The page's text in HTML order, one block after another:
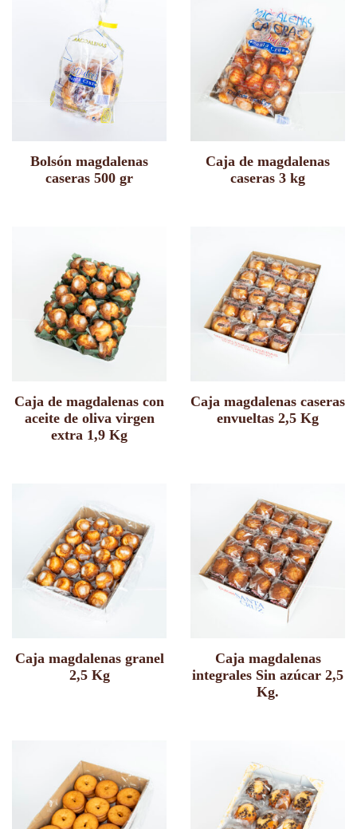
Bolsón magdalenas
caseras 500 gr
Caja de magdalenas
caseras 3 kg
Caja de magdalenas con
aceite de oliva virgen
extra 1,9 Kg
Caja magdalenas caseras
envueltas 2,5 Kg
Caja magdalenas granel
2,5 Kg
Caja magdalenas
integrales Sin azúcar 2,5
Kg.